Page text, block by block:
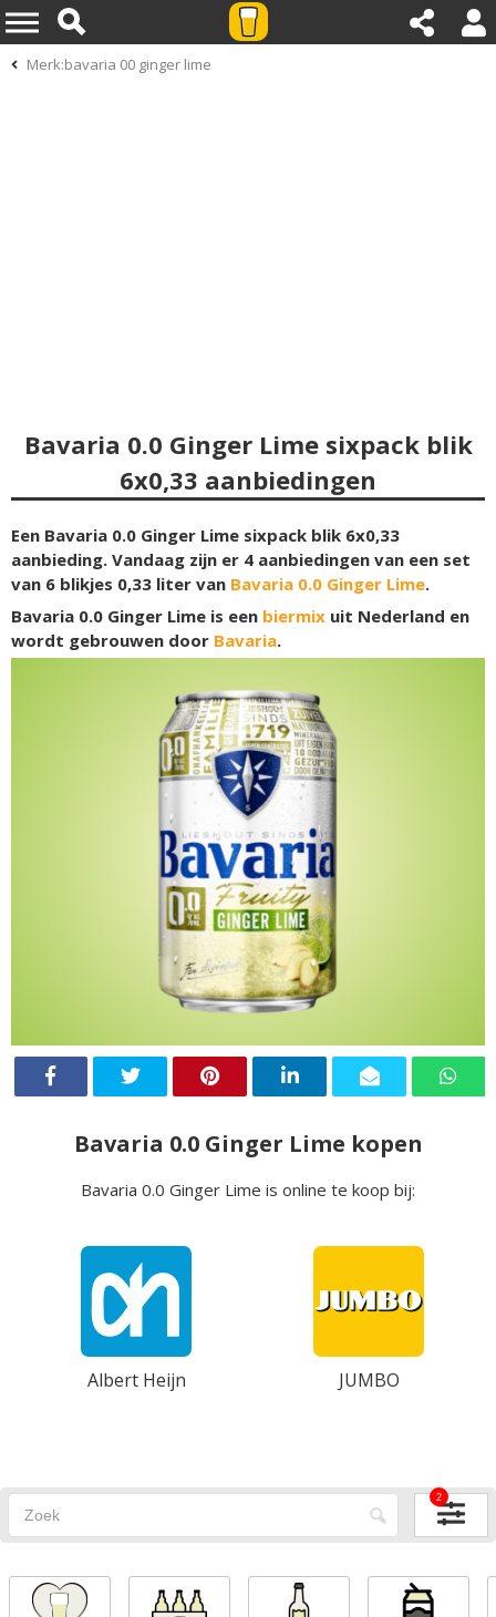
Merk:bavaria 00 ginger lime
Bavaria 0.0 Ginger Lime sixpack blik
6x0,33 aanbiedingen
Een Bavaria 0.0 Ginger Lime sixpack blik 6x0,33
aanbieding. Vandaag zijn er 4 aanbiedingen van een set
van 6 blikjes 0,33 liter van Bavaria 0.0 Ginger Lime.
Bavaria 0.0 Ginger Lime is een biermix uit Nederland en
wordt gebrouwen door Bavaria.
Bavaria 0.0 Ginger Lime kopen
Bavaria 0.0 Ginger Lime is online te koop bij:
Albert Heijn JUMBO
2